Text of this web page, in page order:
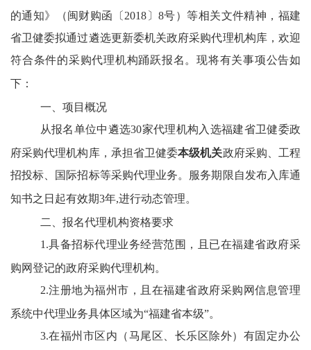
的通知》（闽财购函〔 2018〕8号）等相关文件精神，福建
省卫健委拟通过遴选更新委机关政府采购代理机构库，欢迎
符合条件的采购代理机构踊跃报名。现将有关事项公告如
下：
一、 项目概况
从报名单位中遴选30家代理机构入选福建省卫健委政
府采购代理机构库，承担省卫健委本级机关政府采购、工程
招投标、国际招标等采购代理业务。服务期限自发布入库通
知书之日起有效期3年,进行动态管理。
二、 报名代理机构资格要求
1.具备招标代理业务经营范围，且已在福建省政府采
购网登记的政府采购代理机构。
2.注册地为福州市，且在福建省政府采购网信息管理
系统中代理业务具体区域为“福建省本级”。
3.在福州市区内（马尾区、长乐区除外）有固定办公